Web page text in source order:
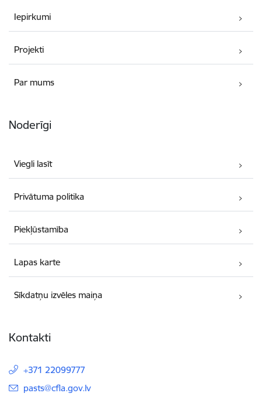
Iepirkumi
Projekti
Par mums
Noderīgi
Viegli lasīt
Privātuma politika
Piekļūstamība
Lapas karte
Sīkdatņu izvēles maiņa
Kontakti
+371 22099777
E-pasts:
pasts@cfla.gov.lv